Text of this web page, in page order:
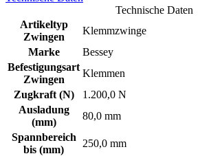
Technische Daten
Artikeltyp
Zwingen
Klemmzwinge
Marke
Bessey
Befestigungsart
Zwingen
Klemmen
Zugkraft (N)
1.200,0 N
Ausladung
(mm)
80,0 mm
Spannbereich
bis (mm)
250,0 mm